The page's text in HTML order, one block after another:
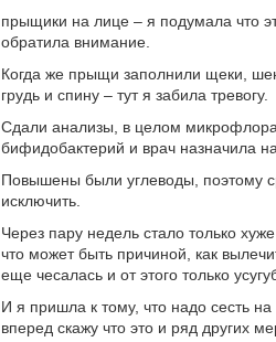
прыщики на лице – я подумала что
обратила внимание.
Когда же прыщи заполнили щеки,
грудь и спину – тут я забила тревогу.
Сдали анализы, в целом
бифидобактерий и врач назначила
Повышены были углеводы, поэтому
исключить.
Через пару недель стало только
что может быть причиной, как
еще чесалась и от этого только
И я пришла к тому, что надо сесть
вперед скажу что это и ряд других